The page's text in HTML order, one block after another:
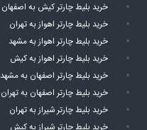
خرید بلیط چارتر کیش به اصفهان
خرید بلیط چارتر اهواز به تهران
خرید بلیط چارتر اهواز به مشهد
خرید بلیط چارتر اهواز به کیش
خرید بلیط چارتر اصفهان به مشهد
خرید بلیط چارتر اصفهان به تهران
خرید بلیط چارتر شیراز به تهران